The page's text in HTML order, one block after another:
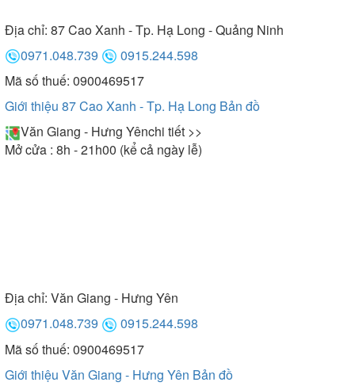
Địa chỉ: 87 Cao Xanh - Tp. Hạ Long - Quảng Ninh
0971.048.739
0915.244.598
Mã số thuế: 0900469517
Giới thiệu 87 Cao Xanh - Tp. Hạ Long Bản đồ
Văn Giang - Hưng Yênchi tiết >>
Mở cửa : 8h - 21h00 (kể cả ngày lễ)
Địa chỉ: Văn Giang - Hưng Yên
0971.048.739
0915.244.598
Mã số thuế: 0900469517
Giới thiệu Văn Giang - Hưng Yên Bản đồ